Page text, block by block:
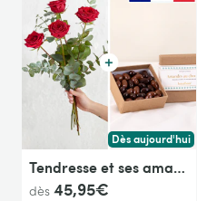
Dès aujourd'hui
Livraison dès
Tendresse et ses amandes au chocolat
dès 45,95€